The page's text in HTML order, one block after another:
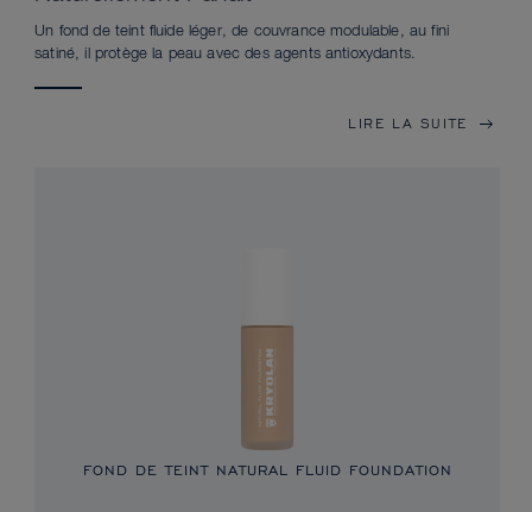
Un fond de teint fluide léger, de couvrance modulable, au fini
satiné, il protège la peau avec des agents antioxydants.
LIRE LA SUITE
FOND DE TEINT NATURAL FLUID FOUNDATION